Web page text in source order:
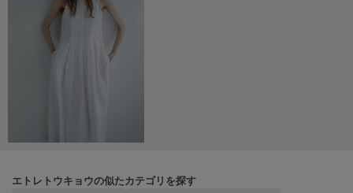
LeSportsac
レスポートサック
LILY BROWN
LITTLE UNION TOKYO
エトレトウキョウの似たカテゴリを探す